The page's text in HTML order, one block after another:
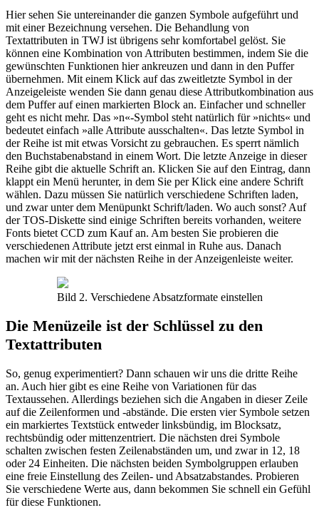
Hier sehen Sie untereinander die ganzen Symbole aufgeführt und
mit einer Bezeichnung versehen. Die Behandlung von
Textattributen in TWJ ist übrigens sehr komfortabel gelöst. Sie
können eine Kombination von Attributen bestimmen, indem Sie die
gewünschten Funktionen hier ankreuzen und dann in den Puffer
übernehmen. Mit einem Klick auf das zweitletzte Symbol in der
Anzeigeleiste wenden Sie dann genau diese Attributkombination aus
dem Puffer auf einen markierten Block an. Einfacher und schneller
geht es nicht mehr. Das »n«-Symbol steht natürlich für »nichts« und
bedeutet einfach »alle Attribute ausschalten«. Das letzte Symbol in
der Reihe ist mit etwas Vorsicht zu gebrauchen. Es sperrt nämlich
den Buchstabenabstand in einem Wort. Die letzte Anzeige in dieser
Reihe gibt die aktuelle Schrift an. Klicken Sie auf den Eintrag, dann
klappt ein Menü herunter, in dem Sie per Klick eine andere Schrift
wählen. Dazu müssen Sie natürlich verschiedene Schriften laden,
und zwar unter dem Menüpunkt Schrift/laden. Wo auch sonst? Auf
der TOS-Diskette sind einige Schriften bereits vorhanden, weitere
Fonts bietet CCD zum Kauf an. Am besten Sie probieren die
verschiedenen Attribute jetzt erst einmal in Ruhe aus. Danach
machen wir mit der nächsten Reihe in der Anzeigenleiste weiter.
Bild 2. Verschiedene Absatzformate einstellen
Die Menüzeile ist der Schlüssel zu den
Textattributen
So, genug experimentiert? Dann schauen wir uns die dritte Reihe
an. Auch hier gibt es eine Reihe von Variationen für das
Textaussehen. Allerdings beziehen sich die Angaben in dieser Zeile
auf die Zeilenformen und -abstände. Die ersten vier Symbole setzen
ein markiertes Textstück entweder linksbündig, im Blocksatz,
rechtsbündig oder mittenzentriert. Die nächsten drei Symbole
schalten zwischen festen Zeilenabständen um, und zwar in 12, 18
oder 24 Einheiten. Die nächsten beiden Symbolgruppen erlauben
eine freie Einstellung des Zeilen- und Absatzabstandes. Probieren
Sie verschiedene Werte aus, dann bekommen Sie schnell ein Gefühl
für diese Funktionen.